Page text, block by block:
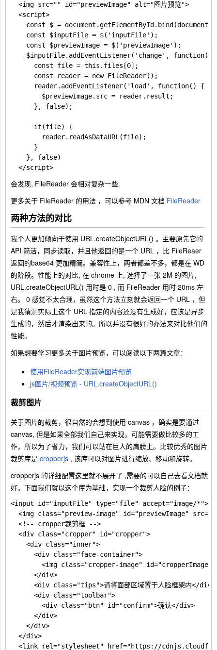
  <img src="" id="previewImage" alt="图片预览">
  <script>
    const $ = document.getElementById.bind(document);
    const $inputFile = $('inputFile');
    const $previewImage = $('previewImage');
$inputFile.addEventListener('change', function()
      const file = this.files[0];
      const reader = new FileReader();
      reader.addEventListener('load', function() {
        $previewImage.src = reader.result;
      }, false);
      if(file) {
        reader.readAsDataURL(file);
      }
    }, false)
会发现, FileReader 会相对复杂一些.
更多关于 FileReader 的用法 ，可以参考 MDN 文档 FileReader
两种方法的对比
我个人更加倾向于使用 URL.createObjectURL() 。主要原先它的
API 简洁，同步读取，并且他返回的是一个 URL ，比 FileReaer
返回的base64 更加精简。兼容性上，两者都差不多，都是在 WD
的阶段。性能上的对比, 在 chrome 上, 选择了一张 2M 的图片,
URL.createObjectURL() 用时是 0 , 而 FileReader 用时 20ms 左
右。 0 感觉不太合理，虽然这个方法立刻就会返回一个 URL ，但
是我猜测实际上这个 URL 指定的内容还没有生成好，应该是异步
生成的，然后才渲染出来的。所以并没有很好的办法来对比他们的
性能。
如果想要学习更多关于图片预览，可以阅读以下两篇文章：
使用FileReader实现前端图片预览
js图片/视频预览 - URL.createObjectURL()
裁剪图片
关于图片的裁剪，很自然的会想到使用 canvas ，确实是要通过
canvas, 但是如果全部我们自己来实现，可能需要做比较多的工
作，所以为了省力，我们可以站在巨人的肩膀上。比较优秀的图片
裁剪库是 cropperjs , 该库可以对图片进行缩放、移动和旋转。
cropperjs 的详细配置这里就不展开了 ,需要的可以自己去看文档就
好。下面我们就以这个库为基础，实现一个裁剪人脸的例子：
<input id="inputFile" type="file" accept="image/*">
<img class="preview-image" id="previewImage"
  <!-- cropper裁剪框 -->
  <div class="cropper" id="cropper">
    <div class="inner">
      <div class="face-container">
        <img class="cropper-image" id="cropperImage">
      </div>
      <div class="tips">请将面部区域置于人脸框架内</div>
      <div class="toolbar">
        <div class="btn" id="confirm">确认</div>
      </div>
    </div>
  </div>
<link rel="stylesheet" href="https://